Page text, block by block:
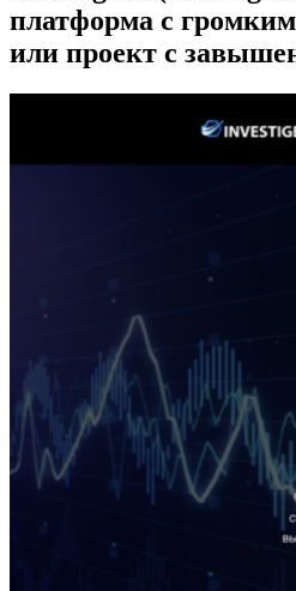
платформа с
или проект с